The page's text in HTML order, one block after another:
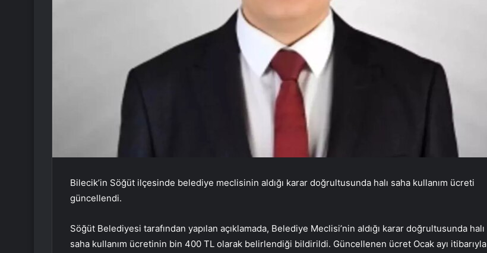
Bilecik’in Söğüt ilçesinde belediye meclisinin aldığı karar doğrultusunda halı saha kullanım ücreti
güncellendi.
Söğüt Belediyesi tarafından yapılan açıklamada, Belediye Meclisi’nin aldığı karar doğrultusunda halı
saha kullanım ücretinin bin 400 TL olarak belirlendiği bildirildi. Güncellenen ücret Ocak ayı itibarıyla